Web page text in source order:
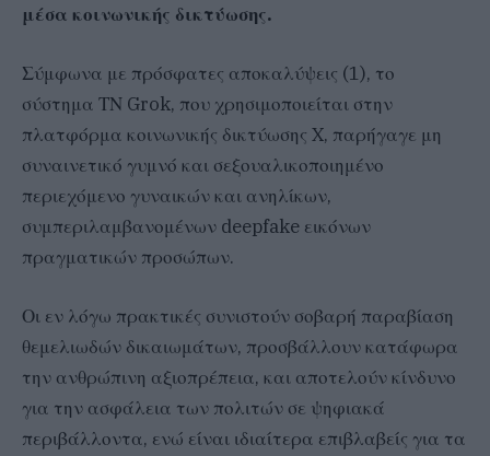
μέσα κοινωνικής δικτύωσης.
​Σύμφωνα με πρόσφατες αποκαλύψεις (1), το
σύστημα ΤΝ Grok, που χρησιμοποιείται στην
πλατφόρμα κοινωνικής δικτύωσης X, παρήγαγε μη
συναινετικό γυμνό και σεξουαλικοποιημένο
περιεχόμενο γυναικών και ανηλίκων,
συμπεριλαμβανομένων deepfake εικόνων
πραγματικών προσώπων.
Οι εν λόγω πρακτικές συνιστούν σοβαρή παραβίαση
θεμελιωδών δικαιωμάτων, προσβάλλουν κατάφωρα
την ανθρώπινη αξιοπρέπεια, και αποτελούν κίνδυνο
για την ασφάλεια των πολιτών σε ψηφιακά
περιβάλλοντα, ενώ είναι ιδιαίτερα επιβλαβείς για τα